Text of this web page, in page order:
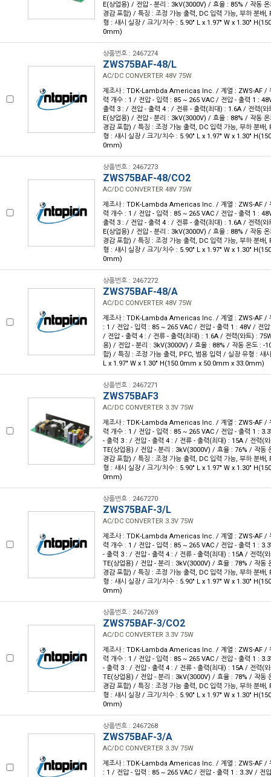
E(상업용) / 전압 - 분리 : 3kV(3000V) / 효율 : 85% / 작동 온
경감 포함) / 특징 : 조정 가능 출력, DC 입력 가능, 부하 분배
형 : 섀시 실장 / 크기/치수 : 5.90" L x 1.97" W x 1.30"
0mm)
상품번호 : 2467274
ZWS75BAF-48/L
AC/DC CONVERTER 48V 75W
제조사 : TDK-Lambda Americas Inc. / 계열 : ZWS-AF /
력 개수 : 1 / 전압 - 입력 : 85 ~ 265 VAC / 전압 - 출력 1 :
출력 3 : / 전압 - 출력 4 : / 전류 - 출력(최대) : 1.6A / 전력(
E(상업용) / 전압 - 분리 : 3kV(3000V) / 효율 : 88% / 작동 온
경감 포함) / 특징 : 조정 가능 출력, DC 입력 가능, 부하 분배
형 : 섀시 실장 / 크기/치수 : 5.90" L x 1.97" W x 1.30"
0mm)
상품번호 : 2467273
ZWS75BAF-48/CO2
AC/DC CONVERTER 48V 75W
제조사 : TDK-Lambda Americas Inc. / 계열 : ZWS-AF /
력 개수 : 1 / 전압 - 입력 : 85 ~ 265 VAC / 전압 - 출력 1 :
출력 3 : / 전압 - 출력 4 : / 전류 - 출력(최대) : 1.6A / 전력(
E(상업용) / 전압 - 분리 : 3kV(3000V) / 효율 : 88% / 작동 온
경감 포함) / 특징 : 조정 가능 출력, DC 입력 가능, 부하 분배
형 : 섀시 실장 / 크기/치수 : 5.90" L x 1.97" W x 1.30"
0mm)
상품번호 : 2467272
ZWS75BAF-48/A
AC/DC CONVERTER 48V 75W
제조사 : TDK-Lambda Americas Inc. / 계열 : ZWS-AF /
: 1 / 전압 - 입력 : 85 ~ 265 VAC / 전압 - 출력 1 : 48V / 전
/ 전압 - 출력 4 : / 전류 - 출력(최대) : 1.6A / 전력(와트) :
용) / 전압 - 분리 : 3kV(3000V) / 효율 : 88% / 작동 온도 : -
함) / 특징 : 조정 가능 출력, PFC, 범용 입력 / 실장 유형 : 섀
L x 1.97" W x 1.30" H(150.0mm x 50.0mm x 33.0mm)
상품번호 : 2467271
ZWS75BAF3
AC/DC CONVERTER 3.3V 75W
제조사 : TDK-Lambda Americas Inc. / 계열 : ZWS-AF /
력 개수 : 1 / 전압 - 입력 : 85 ~ 265 VAC / 전압 - 출력 1 :
- 출력 3 : / 전압 - 출력 4 : / 전류 - 출력(최대) : 15A / 전력(
TE(상업용) / 전압 - 분리 : 3kV(3000V) / 효율 : 76% / 작동
경감 포함) / 특징 : 조정 가능 출력, DC 입력 가능, 부하 분배
형 : 섀시 실장 / 크기/치수 : 5.90" L x 1.97" W x 1.30"
0mm)
상품번호 : 2467270
ZWS75BAF-3/L
AC/DC CONVERTER 3.3V 75W
제조사 : TDK-Lambda Americas Inc. / 계열 : ZWS-AF /
력 개수 : 1 / 전압 - 입력 : 85 ~ 265 VAC / 전압 - 출력 1 :
- 출력 3 : / 전압 - 출력 4 : / 전류 - 출력(최대) : 15A / 전력(
TE(상업용) / 전압 - 분리 : 3kV(3000V) / 효율 : 78% / 작동
경감 포함) / 특징 : 조정 가능 출력, DC 입력 가능, 부하 분배
형 : 섀시 실장 / 크기/치수 : 5.90" L x 1.97" W x 1.30"
0mm)
상품번호 : 2467269
ZWS75BAF-3/CO2
AC/DC CONVERTER 3.3V 75W
제조사 : TDK-Lambda Americas Inc. / 계열 : ZWS-AF /
력 개수 : 1 / 전압 - 입력 : 85 ~ 265 VAC / 전압 - 출력 1 :
- 출력 3 : / 전압 - 출력 4 : / 전류 - 출력(최대) : 15A / 전력(
TE(상업용) / 전압 - 분리 : 3kV(3000V) / 효율 : 78% / 작동
경감 포함) / 특징 : 조정 가능 출력, DC 입력 가능, 부하 분배
형 : 섀시 실장 / 크기/치수 : 5.90" L x 1.97" W x 1.30"
0mm)
상품번호 : 2467268
ZWS75BAF-3/A
AC/DC CONVERTER 3.3V 75W
제조사 : TDK-Lambda Americas Inc. / 계열 : ZWS-AF /
: 1 / 전압 - 입력 : 85 ~ 265 VAC / 전압 - 출력 1 : 3.3V / 전